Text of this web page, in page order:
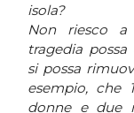
isola?
Non riesco a
tragedia
si possa
esempio, che
donne e due